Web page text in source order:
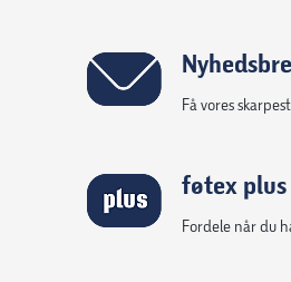
Få vores
føtex plus
Fordele når du